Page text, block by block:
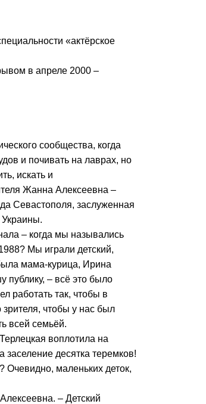
«актёрское
в апреле 2000 –
сообщества, когда
и почивать на лаврах, но
искать и
Жанна Алексеевна –
Севастополя, заслуженная
Украины.
– когда мы назывались
Мы играли детский,
мама-курица, Ирина
публику, – всё это было
работать так, чтобы в
чтобы у нас был
всей семьёй.
воплотила на
заселение десятка теремков!
Очевидно, маленьких деток,
– Детский